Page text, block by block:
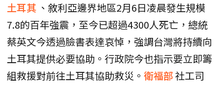
土耳其 、敘利亞邊界地區2月6日凌晨發生規模
7.8的百年強震，至今已超過4300人死亡，總統
蔡英文今透過臉書表達哀悼，強調台灣將持續向
土耳其提供必要協助。行政院今也指示要立即籌
組救援對前往土耳其協助救災。 衛福部社工司